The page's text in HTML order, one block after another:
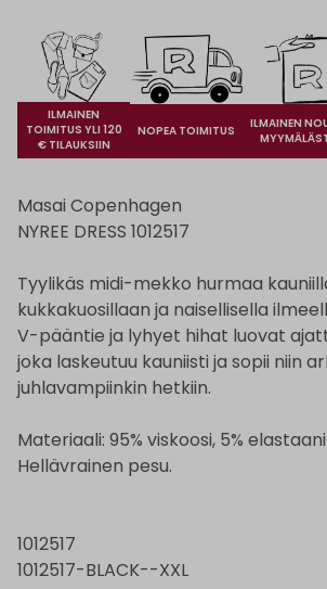
ILMAINEN
TOIMITUS YLI 120
€ TILAUKSIIN
NOPEA TOIMITUS
ILMAINEN
Masai Copenhagen
NYREE DRESS 1012517
Tyylikäs midi-mekko hurmaa
kukkakuosillaan ja naisellisella
V-pääntie ja lyhyet hihat luovat
joka laskeutuu kauniisti ja sopii niin
juhlavampiinkin hetkiin.
Materiaali: 95% viskoosi, 5% elastaani
Hellävrainen pesu.
1012517
1012517-BLACK--XXL